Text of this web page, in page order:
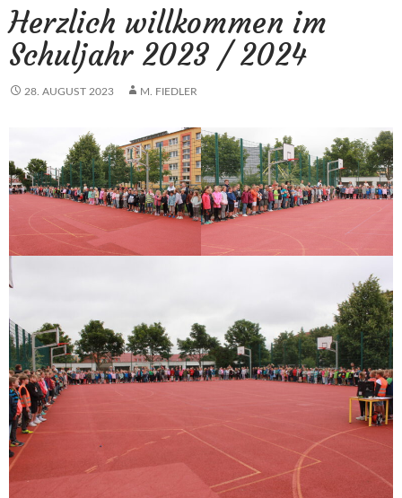
Herzlich willkommen im
Schuljahr 2023 / 2024
28. AUGUST 2023 M. FIEDLER